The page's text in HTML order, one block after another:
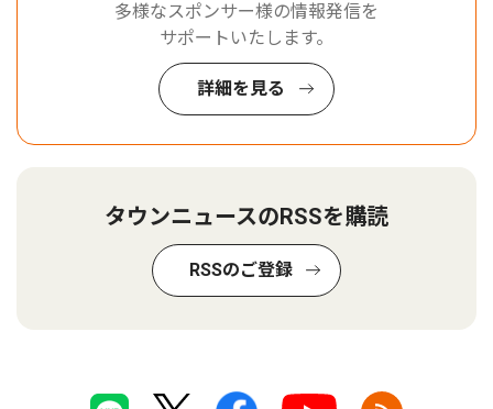
多様なスポンサー様の情報発信を
サポートいたします。
詳細を見る
タウンニュースのRSSを購読
RSSのご登録